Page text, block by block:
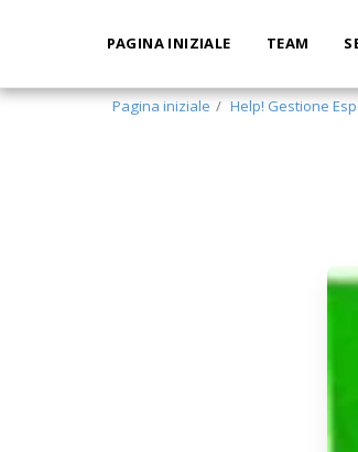
PAGINA INIZIALE TEAM
Pagina iniziale Help! Gestione